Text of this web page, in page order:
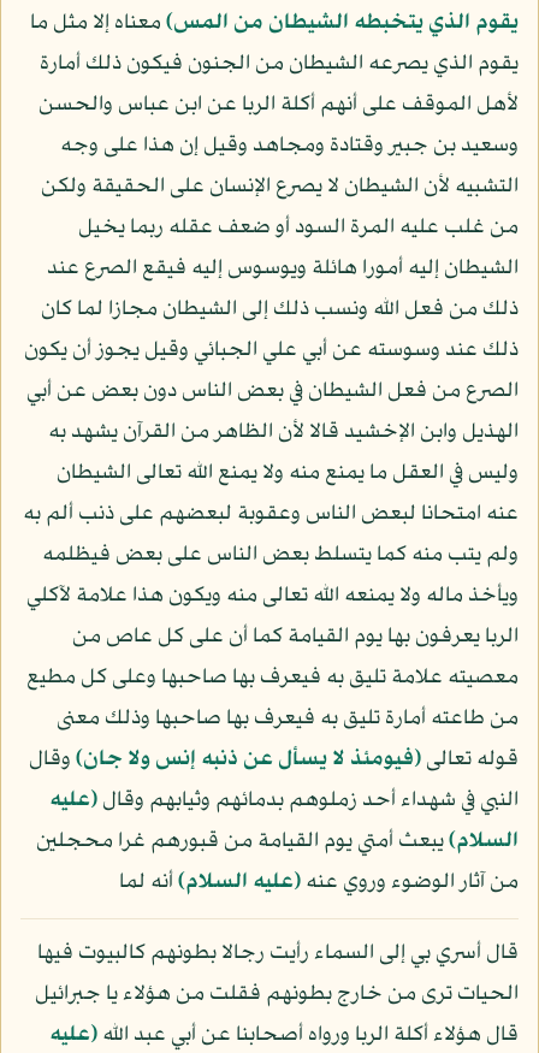
يقوم الذي يتخبطه الشيطان من المس﴾معناه إلا مثل ما
يقوم الذي يصرعه الشيطان من الجنون فيكون ذلك أمارة
لأهل الموقف على أنهم أكلة الربا عن ابن عباس والحسن
وسعيد بن جبير وقتادة ومجاهد وقيل إن هذا على وجه
التشبيه لأن الشيطان لا يصرع الإنسان على الحقيقة ولكن
من غلب عليه المرة السود أو ضعف عقله ربما يخيل
الشيطان إليه أمورا هائلة ويوسوس إليه فيقع الصرع عند
ذلك من فعل الله ونسب ذلك إلى الشيطان مجازا لما كان
ذلك عند وسوسته عن أبي علي الجبائي وقيل يجوز أن يكون
الصرع من فعل الشيطان في بعض الناس دون بعض عن أبي
الهذيل وابن الإخشيد قالا لأن الظاهر من القرآن يشهد به
وليس في العقل ما يمنع منه ولا يمنع الله تعالى الشيطان
عنه امتحانا لبعض الناس وعقوبة لبعضهم على ذنب ألم به
ولم يتب منه كما يتسلط بعض الناس على بعض فيظلمه
ويأخذ ماله ولا يمنعه الله تعالى منه ويكون هذا علامة لآكلي
الربا يعرفون بها يوم القيامة كما أن على كل عاص من
معصيته علامة تليق به فيعرف بها صاحبها وعلى كل مطيع
من طاعته أمارة تليق به فيعرف بها صاحبها وذلك معنى
قوله تعالى﴿فيومئذ لا يسأل عن ذنبه إنس ولا جان﴾وقال
النبي في شهداء أحد زملوهم بدمائهم وثيابهم وقال(عليه
السلام)يبعث أمتي يوم القيامة من قبورهم غرا محجلين
من آثار الوضوء وروي عنه(عليه السلام)أنه لما
قال أسري بي إلى السماء رأيت رجالا بطونهم كالبيوت فيها
الحيات ترى من خارج بطونهم فقلت من هؤلاء يا جبرائيل
قال هؤلاء أكلة الربا ورواه أصحابنا عن أبي عبد الله(عليه